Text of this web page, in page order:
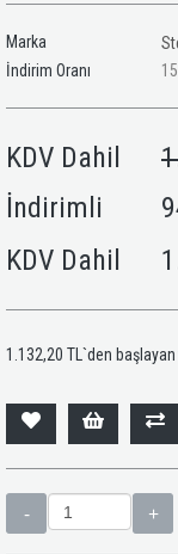
Marka
İndirim Oranı
15
KDV Dahil
İndirimli
KDV Dahil
1.132,20 TL `den